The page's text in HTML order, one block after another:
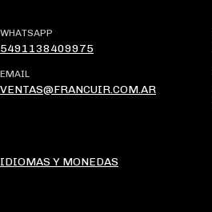
WHATSAPP
5491138409975
EMAIL
VENTAS@FRANCUIR.COM.AR
IDIOMAS Y MONEDAS